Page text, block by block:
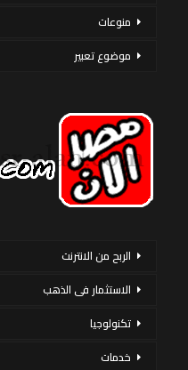
منوعات
موضوع تعبير
الربح من الانترنت
الاستثمار فى الذهب
تكنولوجيا
خدمات